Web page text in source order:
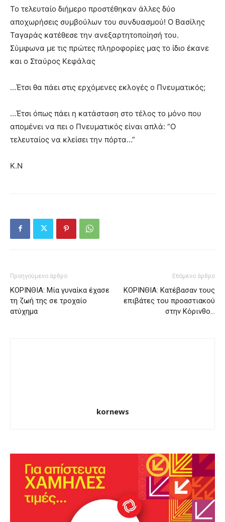
Το τελευταίο διήμερο προστέθηκαν άλλες δύο
αποχωρήσεις συμβούλων του συνδυασμού! Ο Βασίλης
Ταγαράς κατέθεσε την ανεξαρτητοποίησή του.
Σύμφωνα με τις πρώτες πληροφορίες μας το ίδιο έκανε
και ο Σταύρος Κεφάλας
…Έτσι θα πάει στις ερχόμενες εκλογές ο Πνευματικός;
…Έτσι όπως πάει η κατάσταση στο τέλος το μόνο που
απομένει να πει ο Πνευματικός είναι απλά: “Ο
τελευταίος να κλείσει την πόρτα…”
Κ.Ν
Προηγούμενο άρθρο
ΚΟΡΙΝΘΙΑ: Μία γυναίκα έχασε
τη ζωή της σε τροχαίο
ατύχημα
Επόμενο άρθρο
ΚΟΡΙΝΘΙΑ: Κατέβασαν τους
επιβάτες του προαστιακού
στην Κόρινθο…
kornews